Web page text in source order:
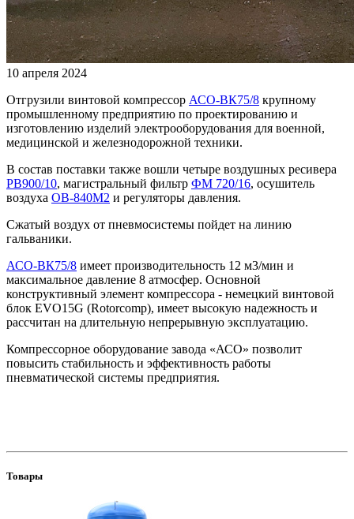
10 апреля 2024
Отгрузили винтовой компрессор АСО-ВК75/8 крупному
промышленному предприятию по проектированию и
изготовлению изделий электрооборудования для военной,
медицинской и железнодорожной техники.
В состав поставки также вошли четыре воздушных ресивера
РВ900/10, магистральный фильтр ФМ 720/16, осушитель
воздуха ОВ-840М2 и регуляторы давления.
Сжатый воздух от пневмосистемы пойдет на линию
гальваники.
АСО-ВК75/8 имеет производительность 12 м3/мин и
максимальное давление 8 атмосфер. Основной
конструктивный элемент компрессора - немецкий винтовой
блок EVO15G (Rotorcomp), имеет высокую надежность и
рассчитан на длительную непрерывную эксплуатацию.
Компрессорное оборудование завода «АСО» позволит
повысить стабильность и эффективность работы
пневматической системы предприятия.
Товары